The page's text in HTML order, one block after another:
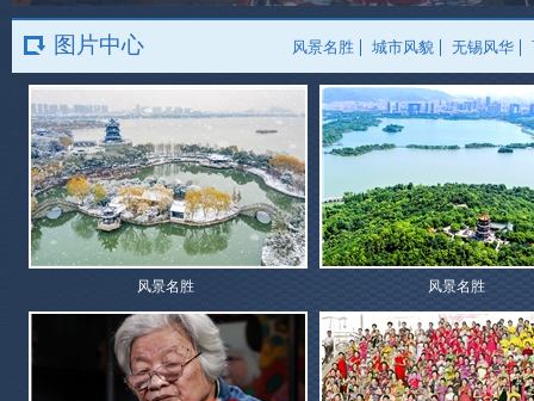
图片中心 风景名胜 城市风貌 无锡风华
风景名胜 风景名胜